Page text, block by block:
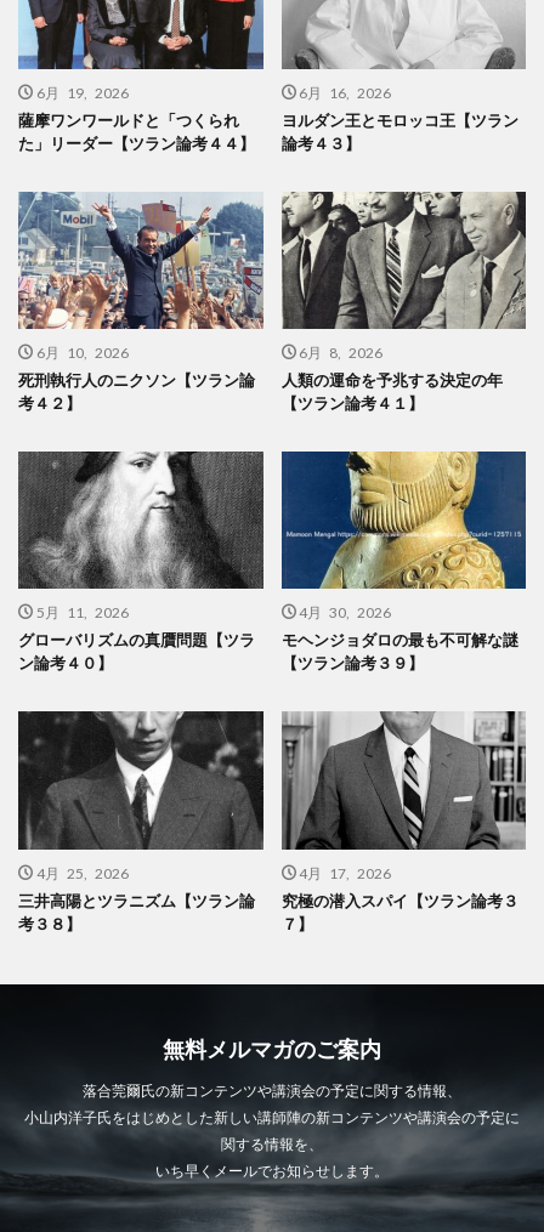
6月 19, 2026
薩摩ワンワールドと「つくられ
た」リーダー【ツラン論考４４】
6月 16, 2026
ヨルダン王とモロッコ王【ツラン
論考４３】
6月 10, 2026
死刑執行人のニクソン【ツラン論
考４２】
6月 8, 2026
人類の運命を予兆する決定の年
【ツラン論考４１】
5月 11, 2026
グローバリズムの真贋問題【ツラ
ン論考４０】
4月 30, 2026
モヘンジョダロの最も不可解な謎
【ツラン論考３９】
4月 25, 2026
三井高陽とツラニズム【ツラン論
考３８】
4月 17, 2026
究極の潜入スパイ【ツラン論考３
７】
無料メルマガのご案内
落合莞爾氏の新コンテンツや講演会の予定に関する情報、
小山内洋子氏をはじめとした新しい講師陣の新コンテンツや講演会の予定に
関する情報を、
いち早くメールでお知らせします。